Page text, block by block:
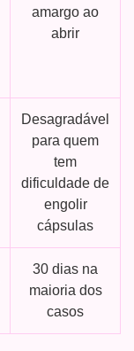
amargo ao
abrir
Desagradável
para quem
tem
dificuldade de
engolir
cápsulas
30 dias na
maioria dos
casos